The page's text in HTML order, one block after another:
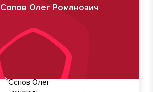
Сопов Олег Романович